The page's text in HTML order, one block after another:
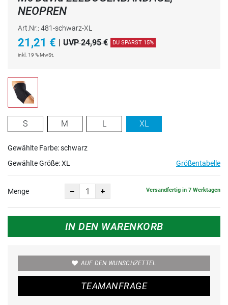
NEOPREN
Art.Nr.: 481-schwarz-XL
21,21 € | UVP 24,95 € DU SPARST 15%
inkl. 19 % MwSt.
S M L XL
Gewählte Farbe: schwarz
Gewählte Größe:XL Größentabelle
Menge Versandfertig in 7 Werktagen
IN DEN WARENKORB
AUF DEN WUNSCHZETTEL
TEAMANFRAGE